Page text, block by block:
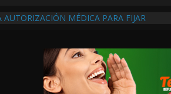
AUTORIZACIÓN MÉDICA PARA FIJAR
JAGUAR: 07 DE AGOSTO DE 2026
INSEGURIDAD, FORTALECER LA
EMPLEOS
NO PAGA A PROVEEDORES, PEMEX LA